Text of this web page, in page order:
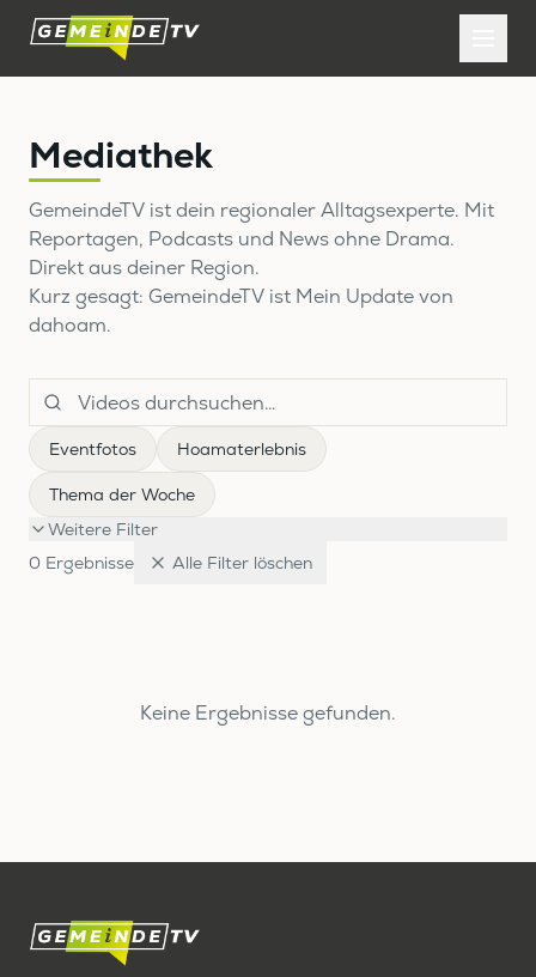
Mediathek
GemeindeTV ist dein regionaler Alltagsexperte. Mit
Reportagen, Podcasts und News ohne Drama.
Direkt aus deiner Region.
Kurz gesagt: GemeindeTV ist Mein Update von
dahoam.
Eventfotos Hoamaterlebnis
Thema der Woche
Weitere Filter
0 Ergebnisse Alle Filter löschen
Keine Ergebnisse gefunden.